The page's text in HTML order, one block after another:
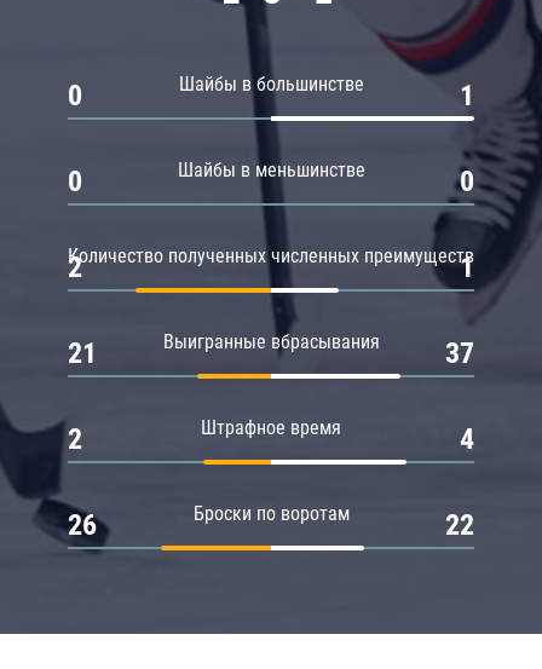
Шайбы в большинстве
0 1
Шайбы в меньшинстве
0 0
Количество полученных численных преимуществ
2 1
Выигранные вбрасывания
21 37
Штрафное время
2 4
Броски по воротам
26 22